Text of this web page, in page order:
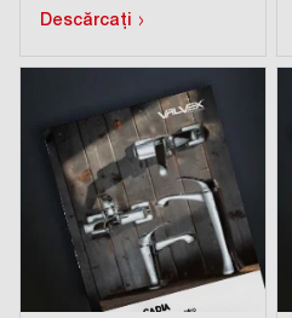
Descărcați ›